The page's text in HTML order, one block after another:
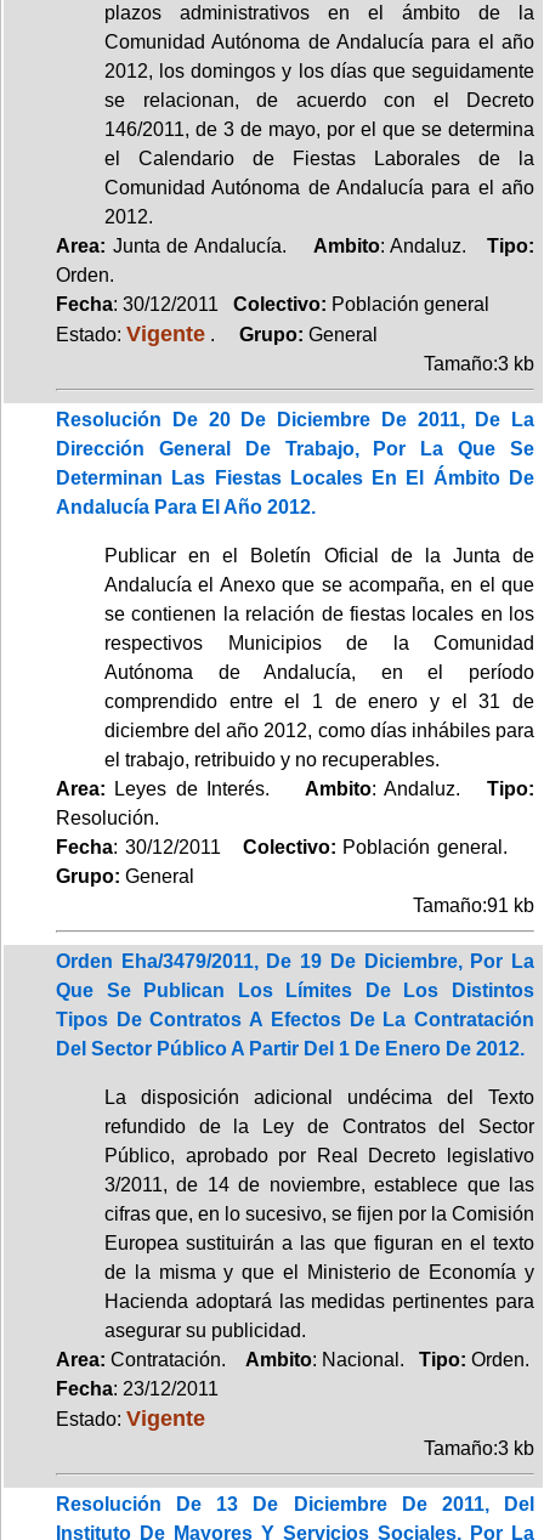
plazos administrativos en el ámbito de la
Comunidad Autónoma de Andalucía para el año
2012, los domingos y los días que seguidamente
se relacionan, de acuerdo con el Decreto
146/2011, de 3 de mayo, por el que se determina
el Calendario de Fiestas Laborales de la
Comunidad Autónoma de Andalucía para el año
2012.
Area: Junta de Andalucía. Ambito: Andaluz.Tipo:
Orden.
Fecha: 30/12/2011 Colectivo: Población general
Estado: Vigente . Grupo: General
Tamaño:3 kb
Resolución De 20 De Diciembre De 2011, De La
Dirección General De Trabajo, Por La Que Se
Determinan Las Fiestas Locales En El Ámbito De
Andalucía Para El Año 2012.
Publicar en el Boletín Oficial de la Junta de
Andalucía el Anexo que se acompaña, en el que
se contienen la relación de fiestas locales en los
respectivos Municipios de la Comunidad
Autónoma de Andalucía, en el período
comprendido entre el 1 de enero y el 31 de
diciembre del año 2012, como días inhábiles para
el trabajo, retribuido y no recuperables.
Area: Leyes de Interés. Ambito: Andaluz.Tipo:
Resolución.
Fecha: 30/12/2011 Colectivo: Población general.
Grupo: General
Tamaño:91 kb
Orden Eha/3479/2011, De 19 De Diciembre, Por La
Que Se Publican Los Límites De Los Distintos
Tipos De Contratos A Efectos De La Contratación
Del Sector Público A Partir Del 1 De Enero De 2012.
La disposición adicional undécima del Texto
refundido de la Ley de Contratos del Sector
Público, aprobado por Real Decreto legislativo
3/2011, de 14 de noviembre, establece que las
cifras que, en lo sucesivo, se fijen por la Comisión
Europea sustituirán a las que figuran en el texto
de la misma y que el Ministerio de Economía y
Hacienda adoptará las medidas pertinentes para
asegurar su publicidad.
Area: Contratación. Ambito: Nacional. Tipo: Orden.
Fecha: 23/12/2011
Estado: Vigente
Tamaño:3 kb
Resolución De 13 De Diciembre De 2011, Del
Instituto De Mayores Y Servicios Sociales, Por La